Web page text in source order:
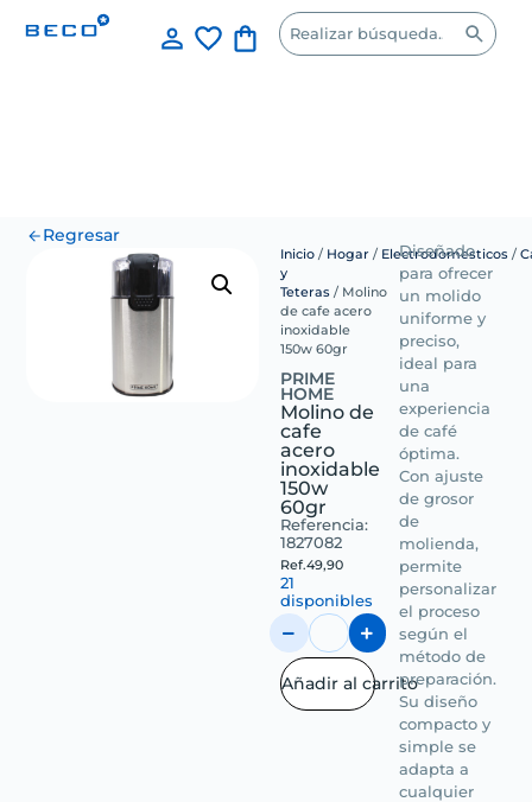
Regresar
Inicio / Hogar / Electrodomesticos /
y
Teteras / Molino
de cafe acero
inoxidable
150w 60gr
PRIME
HOME
Molino de
cafe
acero
inoxidable
150w
60gr
Referencia:
1827082
Ref.49,90
21
disponibles
Añadir al carrito
Diseñado
para ofrecer
un molido
uniforme y
preciso,
ideal para
una
experiencia
de café
óptima.
Con ajuste
de grosor
de
molienda,
permite
personalizar
el proceso
según el
método de
preparación.
Su diseño
compacto y
simple se
adapta a
cualquier